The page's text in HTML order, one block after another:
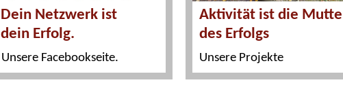
Dein Netzwerk ist
dein Erfolg.
Unsere Facebookseite.
Aktivität ist die
des Erfolgs
Unsere Projekte